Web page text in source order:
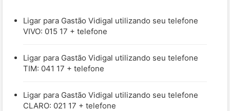
Ligar para Gastão Vidigal utilizando seu telefone
VIVO: 015 17 + telefone
Ligar para Gastão Vidigal utilizando seu telefone
TIM: 041 17 + telefone
Ligar para Gastão Vidigal utilizando seu telefone
CLARO: 021 17 + telefone